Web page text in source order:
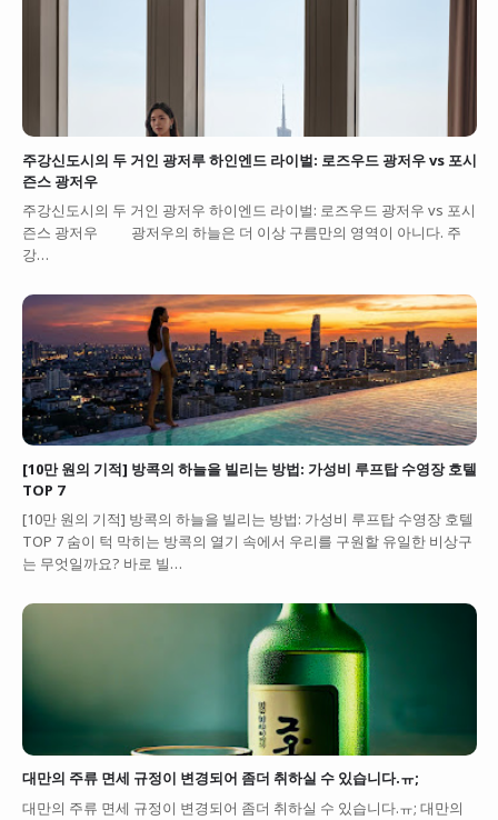
주강신도시의 두 거인 광저루 하인엔드 라이벌: 로즈우드 광저우 vs 포시
즌스 광저우
주강신도시의 두 거인 광저우 하이엔드 라이벌: 로즈우드 광저우 vs 포시
즌스 광저우 광저우의 하늘은 더 이상 구름만의 영역이 아니다. 주
강…
[10만 원의 기적] 방콕의 하늘을 빌리는 방법: 가성비 루프탑 수영장 호텔
TOP 7
[10만 원의 기적] 방콕의 하늘을 빌리는 방법: 가성비 루프탑 수영장 호텔
TOP 7 숨이 턱 막히는 방콕의 열기 속에서 우리를 구원할 유일한 비상구
는 무엇일까요? 바로 빌…
대만의 주류 면세 규정이 변경되어 좀더 취하실 수 있습니다.ㅠ;
대만의 주류 면세 규정이 변경되어 좀더 취하실 수 있습니다.ㅠ; 대만의